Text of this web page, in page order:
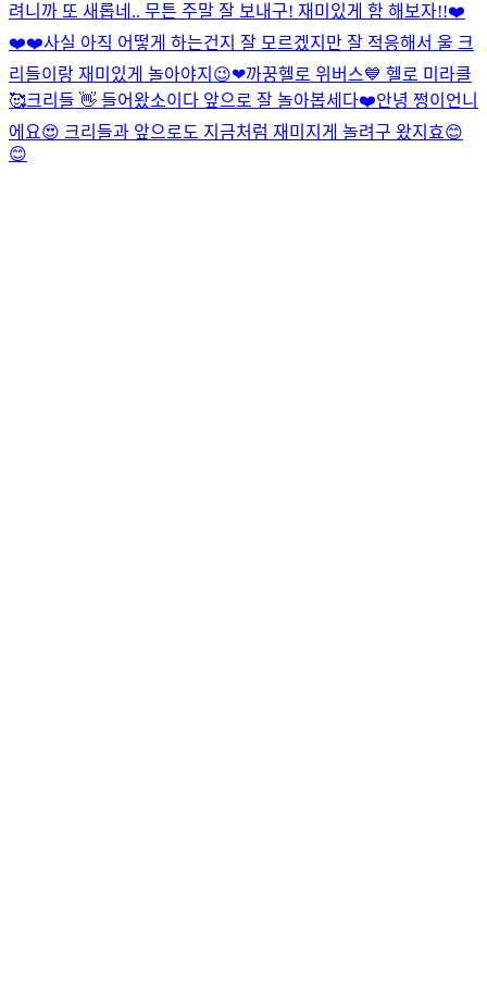
려니까 또 새롭네.. 무튼 주말 잘 보내구! 재미있게 함 해보자!!❤️
❤️❤️사실 아직 어떻게 하는건지 잘 모르겠지만 잘 적응해서 울 크
리들이랑 재미있게 놀아야지😉❤까꿍헬로 위버스💙 헬로 미라클
🥰크리들 👋 들어왔소이다 앞으로 잘 놀아봅세다❤️안녕 쩡이언니
에요😍 크리들과 앞으로도 지금처럼 재미지게 놀려구 왔지효😊
😊